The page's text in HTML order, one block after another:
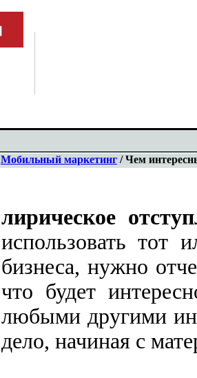
Мобильный маркетинг / Чем
лирическое
использовать тот
бизнеса, нужно
что будет
любыми другими
дело, начиная с